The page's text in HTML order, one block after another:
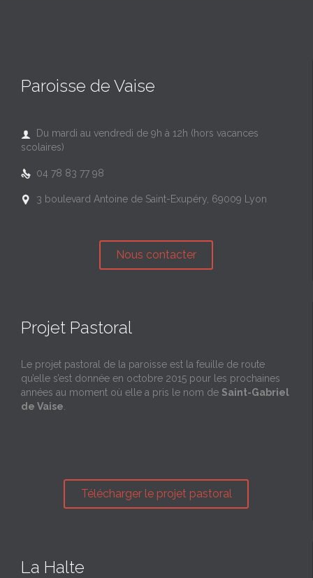
Paroisse de Vaise

Du mardi au vendredi de 9h à 12h (hors vacances
scolaires)
 04 78 83 77 98
 3 boulevard Antoine de Saint-Exupéry, 69009 Lyon
Nous contacter
Projet Pastoral
Le projet pastoral de la paroisse est la feuille de route
qu’elle s’est donnée en octobre 2015 pour les prochaines
années au moment où elle a pris le nom de Saint-Gabriel
de Vaise.
Télécharger le projet pastoral
La Halte